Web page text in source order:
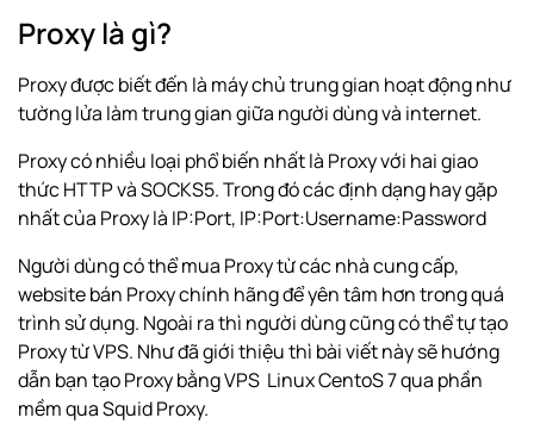
Proxy là gì?
Proxy được biết đến là máy chủ trung gian hoạt động như
tường lửa làm trung gian giữa người dùng và internet.
Proxy có nhiều loại phổ biến nhất là Proxy với hai giao
thức HTTP và SOCKS5. Trong đó các định dạng hay gặp
nhất của Proxy là IP:Port, IP:Port:Username:Password
Người dùng có thể mua Proxy từ các nhà cung cấp,
website bán Proxy chính hãng để yên tâm hơn trong quá
trình sử dụng. Ngoài ra thì người dùng cũng có thể tự tạo
Proxy từ VPS. Như đã giới thiệu thì bài viết này sẽ hướng
dẫn bạn tạo Proxy bằng VPS Linux CentoS 7 qua phần
mềm qua Squid Proxy.